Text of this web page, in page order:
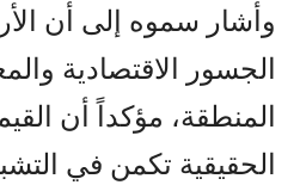
وأشار سموه إلى أن
الجسور الاقتصادية
المنطقة، مؤكداً أن
الحقيقية تكمن في